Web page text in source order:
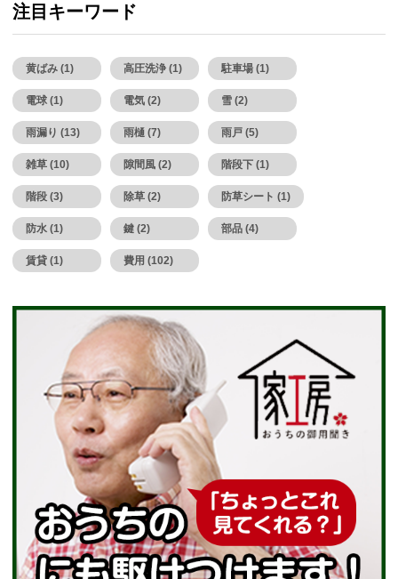
注目キーワード
黄ばみ (1) 高圧洗浄 (1) 駐車場 (1)
電球 (1) 電気 (2) 雪 (2)
雨漏り (13) 雨樋 (7) 雨戸 (5)
雑草 (10) 隙間風 (2) 階段下 (1)
階段 (3) 除草 (2) 防草シート (1)
防水 (1) 鍵 (2) 部品 (4)
賃貸 (1) 費用 (102)